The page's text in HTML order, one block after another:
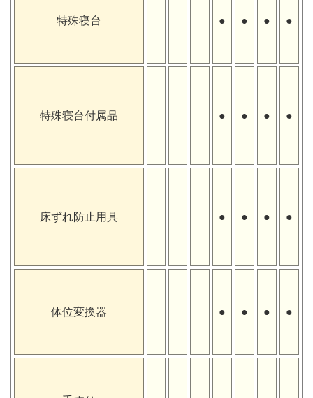
特殊寝台 ● ● ● ●
特殊寝台付属品 ● ● ● ●
床ずれ防止用具 ● ● ● ●
体位変換器 ● ● ● ●